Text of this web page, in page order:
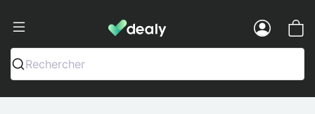
Dealy - Capas e acessórios para
Rechercher